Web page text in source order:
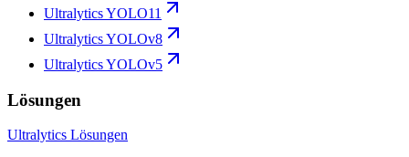
Ultralytics YOLO11
Ultralytics YOLOv8
Ultralytics YOLOv5
Lösungen
Ultralytics Lösungen